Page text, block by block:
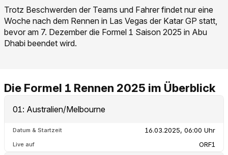
Trotz Beschwerden der Teams und Fahrer findet nur eine
Woche nach dem Rennen in Las Vegas der Katar GP statt,
bevor am 7. Dezember die Formel 1 Saison 2025 in Abu
Dhabi beendet wird.
Die Formel 1 Rennen 2025 im Überblick